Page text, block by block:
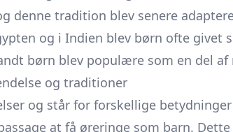
denne tradition blev senere
og i Indien blev børn ofte givet
børn blev populære som en del af
og traditioner
og står for forskellige
at få øreringe som barn.